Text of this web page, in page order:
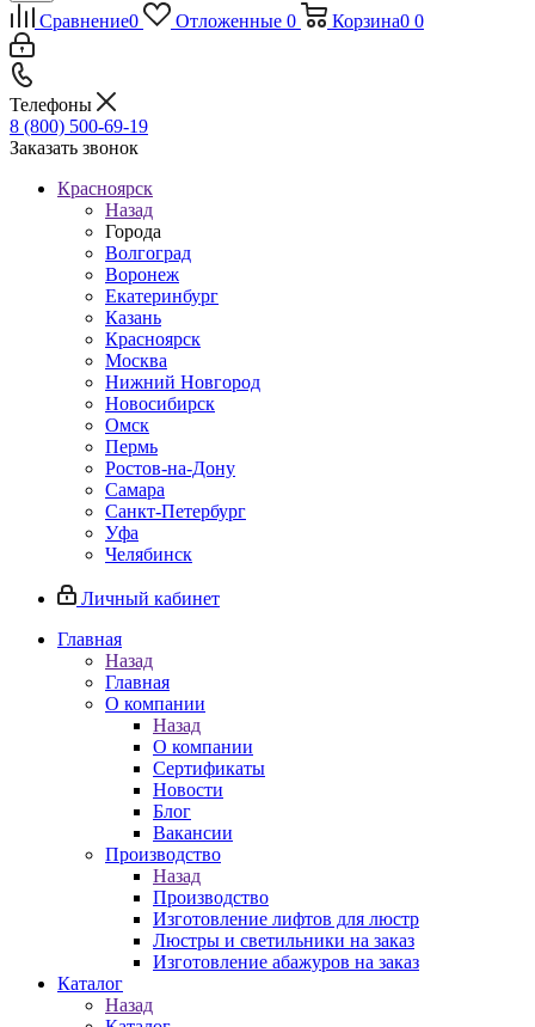
Сравнение0 Отложенные 0 Корзина0 0
Телефоны
8 (800) 500-69-19
Заказать звонок
Красноярск
Назад
Города
Волгоград
Воронеж
Екатеринбург
Казань
Красноярск
Москва
Нижний Новгород
Новосибирск
Омск
Пермь
Ростов-на-Дону
Самара
Санкт-Петербург
Уфа
Челябинск
Личный кабинет
Главная
Назад
Главная
О компании
Назад
О компании
Сертификаты
Новости
Блог
Вакансии
Производство
Назад
Производство
Изготовление лифтов для люстр
Люстры и светильники на заказ
Изготовление абажуров на заказ
Каталог
Назад